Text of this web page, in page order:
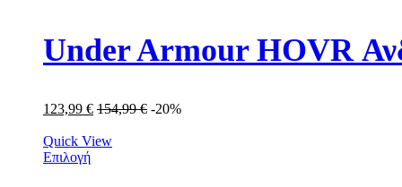
Under Armour HOVR
123,99 € 154,99€ -20%
Quick View
Επιλογή